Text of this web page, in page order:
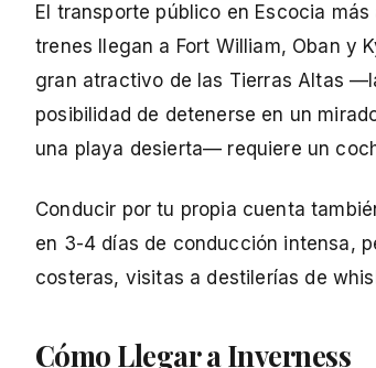
El transporte público en Escocia
trenes llegan a Fort William, Oban y
gran atractivo de las Tierras Altas
posibilidad de detenerse en un
una playa desierta— requiere un
Conducir por tu propia cuenta
en 3-4 días de conducción intensa,
costeras, visitas a destilerías de
Cómo Llegar a Inverness